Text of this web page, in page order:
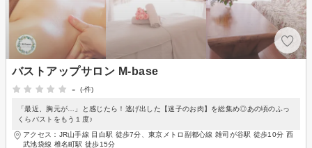
バストアップサロン M-base
-
(-件)
「最近、胸元が…」と感じたら！逃げ出した【迷子のお肉】を総集め◎あの頃のふっ
くらバストをもう１度♪
アクセス：JR山手線 目白駅 徒歩7分、東京メトロ副都心線 雑司が谷駅 徒歩10分 西
武池袋線 椎名町駅 徒歩15分